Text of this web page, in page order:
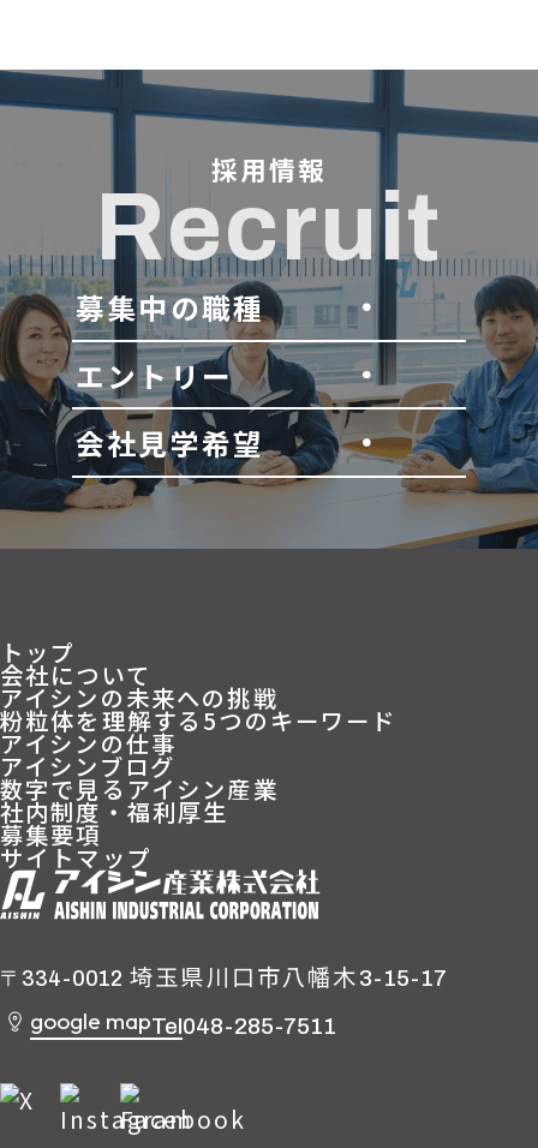
採用情報
Recruit
募集中の職種
エントリー
会社見学希望
〒334-0012 埼玉県川口市八幡木3-15-17
google mapTel048-285-7511
トップ
会社について
アイシンの未来への挑戦
粉粒体を理解する5つのキーワード
アイシンの仕事
アイシンブログ
数字で見るアイシン産業
社内制度・福利厚生
募集要項
サイトマップ